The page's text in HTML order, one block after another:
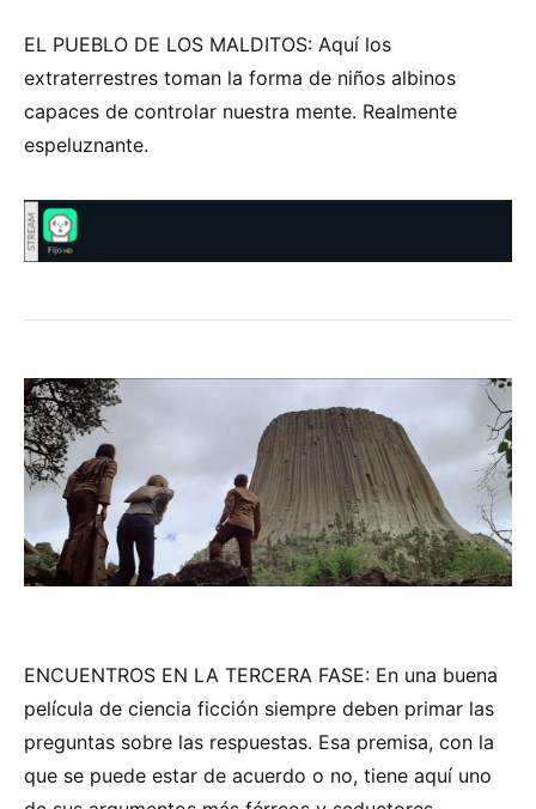
EL PUEBLO DE LOS MALDITOS: Aquí los
extraterrestres toman la forma de niños albinos
capaces de controlar nuestra mente. Realmente
espeluznante.
ENCUENTROS EN LA TERCERA FASE: En una buena
película de ciencia ficción siempre deben primar las
preguntas sobre las respuestas. Esa premisa, con la
que se puede estar de acuerdo o no, tiene aquí uno